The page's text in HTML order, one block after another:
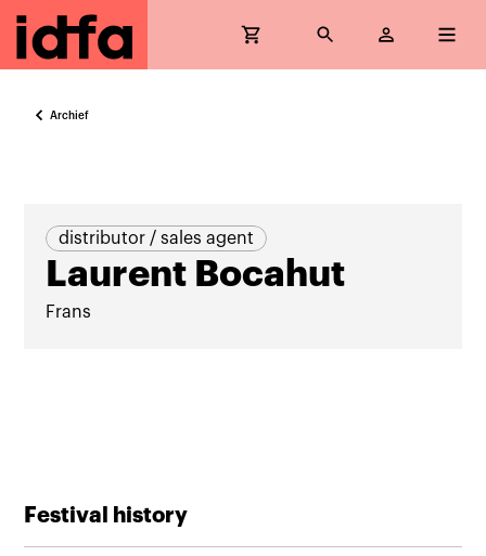
Archief
distributor / sales agent
Laurent Bocahut
Frans
Festival history